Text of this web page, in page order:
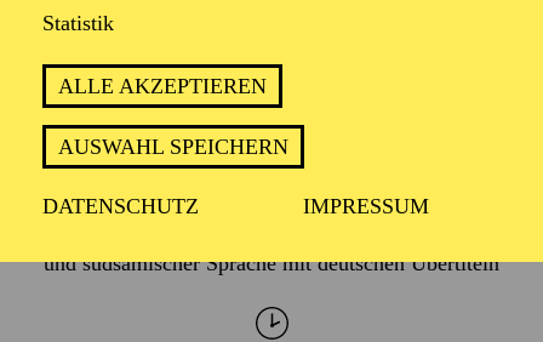
Statistik
ALLE AKZEPTIEREN
AUSWAHL SPEICHERN
DATENSCHUTZ IMPRESSUM
DIE ALLE SINNE BERÜHRT
PREMIERE
27. Februar 2027
und südsamischer Sprache mit deutschen Übertiteln